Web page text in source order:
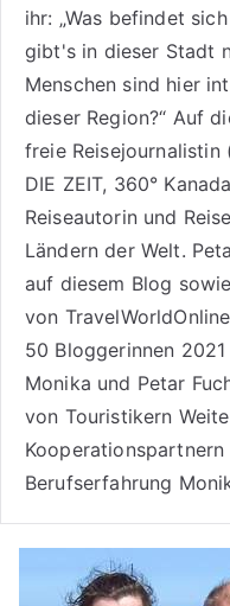
ihr: „Was befindet
gibt's in dieser Stadt
Menschen sind hier
dieser Region?“ Auf
freie Reisejournalistin
DIE ZEIT, 360°
Reiseautorinund
Ländern der Welt.
auf diesem Blog
von
50 Bloggerinnen 2021
Monika und Petar
von Touristikern
Berufserfahrung